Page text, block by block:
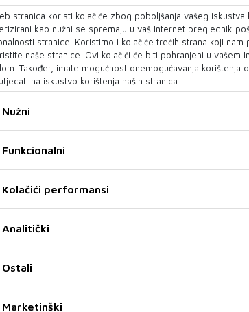
okupit
i
u
POSUŠJE RASVIJETLILI
KAZNENO DJELO KRAĐE
Policijski službenici PU Posušje
rasvijetlili su kazneno djelo
„Krađa“ iz članka 286. KZ FBiH
poč...
07 KOL 2026
novoj
sa
region...
07
gotovo 50 posto, ali stižu
stranica koristi kolačiće zbog poboljšanja vašeg iskustva
kao nužni se spremaju u vaš Internet preglednik
stranice. Koristimo i kolačiće trećih strana koji nam
naše stranice. Ovi kolačići će biti pohranjeni u vašem
Također, imate mogućnost onemogućavanja korištenja
na iskustvo korištenja naših stranica.
Nužni
Funkcionalni
Kolačići performansi
Analitički
Ostali
Marketinški